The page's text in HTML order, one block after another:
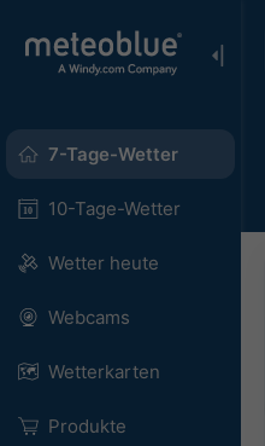
7-Tage-Wetter
10-Tage-Wetter
Wetter heute
Webcams
Wetterkarten
Produkte